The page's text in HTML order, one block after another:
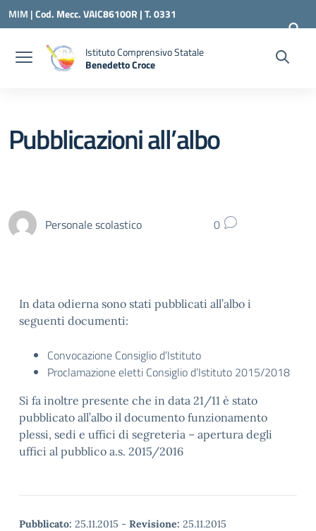
Vai ai contenuti
Vai al menu di navigazione
Vai al footer
MIM |Cod. Mecc. VAIC86100R | T. 0331
240260 | VAIC86100R@ISTRUZIONE.IT
Istituto Comprensivo Statale
Benedetto Croce
Pubblicazioni all’albo
Personale scolastico 0
In data odierna sono stati pubblicati all’albo i
seguenti documenti:
Convocazione Consiglio d’Istituto
Proclamazione eletti Consiglio d’Istituto 2015/2018
Si fa inoltre presente che in data 21/11 è stato
pubblicato all’albo il documento funzionamento
plessi, sedi e uffici di segreteria – apertura degli
uffici al pubblico a.s. 2015/2016
Pubblicato: 25.11.2015 - Revisione: 25.11.2015